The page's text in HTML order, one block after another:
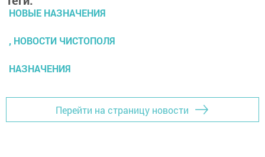
НОВЫЕ НАЗНАЧЕНИЯ
, НОВОСТИ ЧИСТОПОЛЯ
НАЗНАЧЕНИЯ
Перейти на страницу новости